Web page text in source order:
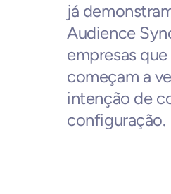
já
Audience
empresas
começam a
intenção de
configuração.